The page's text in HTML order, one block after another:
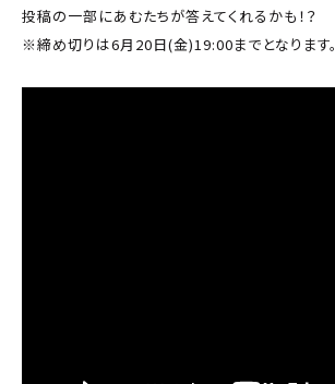
投稿の一部にあむたちが答えてくれるかも！？
※締め切りは6月20日(金)19:00までとなります。